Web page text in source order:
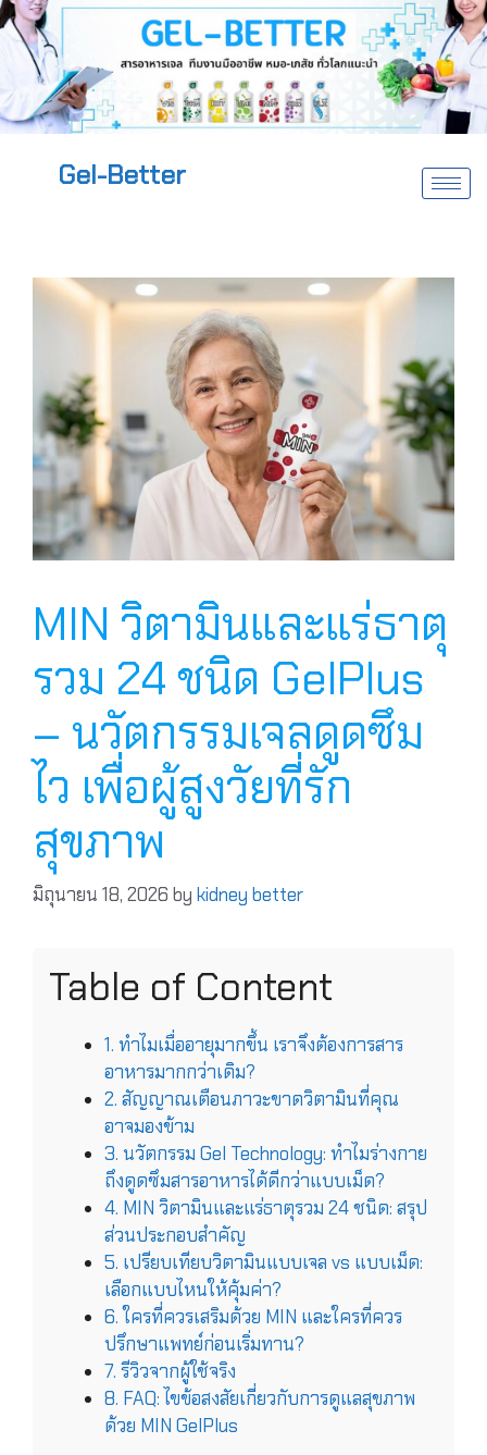
Gel-Better
MIN วิตามินและแร่ธาตุ
รวม 24 ชนิด GelPlus
– นวัตกรรมเจลดูดซึม
ไว เพื่อผู้สูงวัยที่รัก
สุขภาพ
มิถุนายน 18, 2026 by kidney better
Table of Content
1. ทำไมเมื่ออายุมากขึ้น เราจึงต้องการสาร
อาหารมากกว่าเดิม?
2. สัญญาณเตือนภาวะขาดวิตามินที่คุณ
อาจมองข้าม
3. นวัตกรรม Gel Technology: ทำไมร่างกาย
ถึงดูดซึมสารอาหารได้ดีกว่าแบบเม็ด?
4. MIN วิตามินและแร่ธาตุรวม 24 ชนิด: สรุป
ส่วนประกอบสำคัญ
5. เปรียบเทียบวิตามินแบบเจล vs แบบเม็ด:
เลือกแบบไหนให้คุ้มค่า?
6. ใครที่ควรเสริมด้วย MIN และใครที่ควร
ปรึกษาแพทย์ก่อนเริ่มทาน?
7. รีวิวจากผู้ใช้จริง
8. FAQ: ไขข้อสงสัยเกี่ยวกับการดูแลสุขภาพ
ด้วย MIN GelPlus